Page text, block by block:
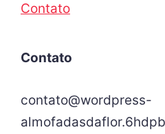
Contato
Contato
contato@wordpress-